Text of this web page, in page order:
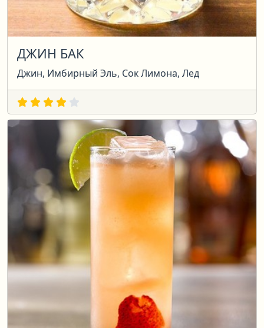
ДЖИН БАК
Джин, Имбирный Эль, Сок Лимона, Лед